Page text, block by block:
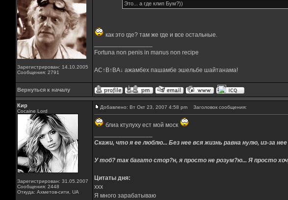
Зарегистрирован: 14.10.2005
Сообщения: 2791
Это... а где клип Бум?))
как это где? там же где и все остальные.
Fortuna non penis in manus non recipe
AC↑B↑BA↓ ажамбех пашамбе эшельбе шайтанама!
Вернуться к началу
Кир
Cocaine Lord
Зарегистрирован: 31.05.2007
Сообщения: 2448
Откуда: Ахметов-сити, UA
Добавлено: Вт Окт 23, 2007 4:58 pm Заголовок сообщения:
блиа ктулуху ест мой моск
Скажи, что я ее люблю... Без нее вся жизнь равна нулю, из-за
У тоб? так багато стор?н, я просто не розум?ю... Я просто
Цитаты дня:
xxx
Я много зарабатываю